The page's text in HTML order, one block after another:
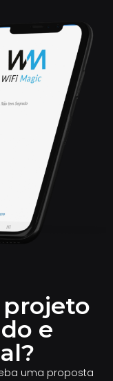
projeto
e
uma proposta